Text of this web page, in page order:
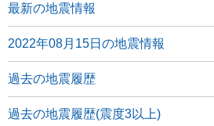
最新の地震情報
2022年08月15日の地震情報
過去の地震履歴
過去の地震履歴(震度3以上)